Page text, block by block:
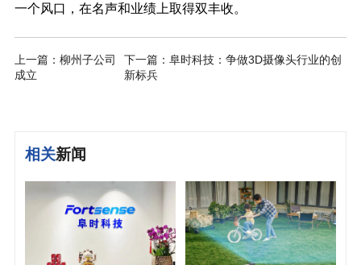
一个风口，在名声和业绩上取得双丰收。
上一篇：柳州子公司
成立
下一篇：阜时科技：争做3D摄像头行业的创
新标兵
相关新闻